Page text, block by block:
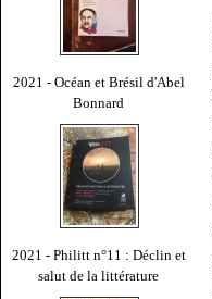
2021 - Océan et Brésil d'Abel
Bonnard
2021 - Philitt n°11 : Déclin et
salut de la littérature